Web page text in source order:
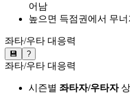
어남
높으면 득점권에서 무너
좌타/우타 대응력
💾 ?
좌타/우타 대응력
시즌별 좌타자/우타자상